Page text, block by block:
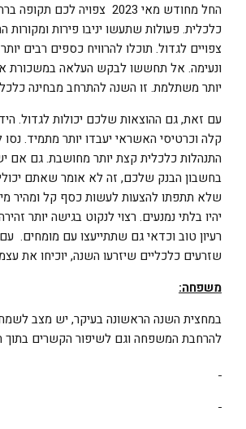
החל מחודש מאי 2023 צפויה לכם
כלכלית. פעולות שתעשו יניבו פירות
צפויים לגדול. תוכלו להרוויח כספים רבים
ונעימה. אל תחששו לבקש העלאה במשכורת
יותר משתלמת. זו השנה להתרחב מבחינה
עם זאת, גם ההוצאות שלכם יכולות לגדול.
קלה וכרטיסי האשראי יעבדו יותר מתמיד.
התנהלות כלכלית קצת יותר מחושבת. גם אם
בחשבון הבנק שלכם, זה לא אומר שאתם
שלא תתפתו להצעות לעשות כסף קל ומהיר
יהיו בלתי נמנעים. רצוי לנקוט בגישה יותר
רעיון טוב וכדאי גם שתתייעצו עם מומחים.
שזרעים כלכליים שיזרעו השנה, יוכיחו את
משפחה:
במחצית השנה הראשונה בעיקר, יש מצב
להרחבת המשפחה וגם לשיפור הקשרים